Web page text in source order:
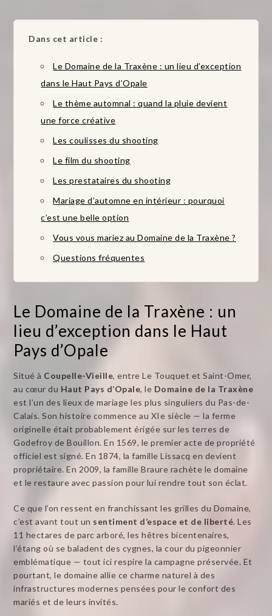
Dans cet article :
Le Domaine de la Traxène : un lieu d’exception
dans le Haut Pays d’Opale
Le thème automnal : quand la pluie devient
une force créative
Les coulisses du shooting
Le film du shooting
Les prestataires du shooting
Mariage d’automne en intérieur : pourquoi
c’est une belle option
Vous vous mariez au Domaine de la Traxène ?
Questions fréquentes
Le Domaine de la Traxène : un
lieu d’exception dans le Haut
Pays d’Opale
Situé à Coupelle-Vieille, entre Le Touquet et Saint-Omer,
au cœur du Haut Pays d’Opale, le Domaine de la Traxène
est l’un des lieux de mariage les plus singuliers du Pas-de-
Calais. Son histoire commence au XIe siècle — la ferme
originelle était probablement érigée sur les terres de
Godefroy de Bouillon. En 1569, le premier acte de propriété
officiel est signé. En 1874, la famille Lissacq en devient
propriétaire. En 2009, la famille Braure rachète le domaine
et le restaure avec passion pour lui rendre tout son éclat.
Ce que l’on ressent en franchissant les grilles du Domaine,
c’est avant tout un sentiment d’espace et de liberté. Les
11 hectares de parc arboré, les hêtres bicentenaires,
l’étang où se baladent des cygnes, la cour du pigeonnier
emblématique — tout ici respire la campagne préservée. Et
pourtant, le domaine allie ce charme naturel à des
infrastructures modernes pensées pour le confort des
mariés et de leurs invités.